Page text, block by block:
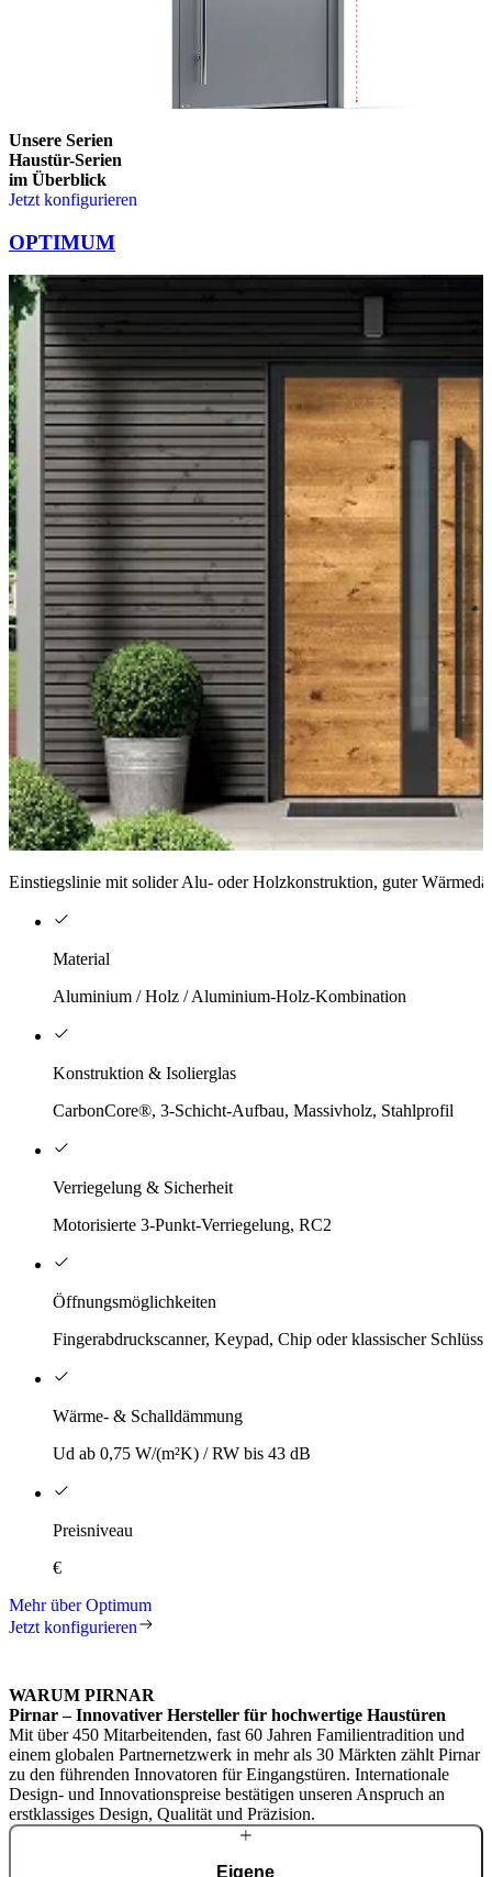
Unsere Serien
Haustür-Serien
im Überblick
Jetzt konfigurieren
OPTIMUM
Einstiegslinie mit solider Alu- oder Holzkonstruktion, guter
Material
Aluminium / Holz / Aluminium-Holz-Kombination
Konstruktion & Isolierglas
CarbonCore®, 3-Schicht-Aufbau, Massivholz, Stahlprofil
Verriegelung & Sicherheit
Motorisierte 3-Punkt-Verriegelung, RC2
Öffnungsmöglichkeiten
Fingerabdruckscanner, Keypad, Chip oder klassischer
Wärme- & Schalldämmung
Ud ab 0,75 W/(m²K) / RW bis 43 dB
Preisniveau
€
Mehr über Optimum
Jetzt konfigurieren
WARUM PIRNAR
Pirnar – Innovativer Hersteller für hochwertige Haustüren
Mit über 450 Mitarbeitenden, fast 60 Jahren Familientradition und
einem globalen Partnernetzwerk in mehr als 30 Märkten zählt Pirnar
zu den führenden Innovatoren für Eingangstüren. Internationale
Design- und Innovationspreise bestätigen unseren Anspruch an
erstklassiges Design, Qualität und Präzision.
Eigene